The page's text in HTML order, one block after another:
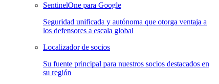
SentinelOne para Google
Seguridad unificada y autónoma que otorga ventaja a
los defensores a escala global
Localizador de socios
Su fuente principal para nuestros socios destacados en
su región